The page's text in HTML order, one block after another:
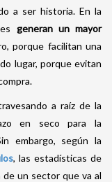
a ser historia. En la
generan un mayor
porque facilitan una
lugar, porque evitan
a raíz de la
en seco para la
embargo, según la
, las estadísticas de
un sector que va al